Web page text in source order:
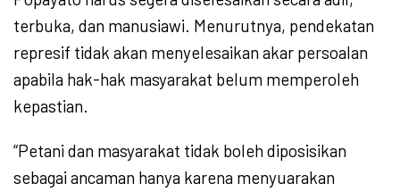
terbuka, dan manusiawi. Menurutnya, pendekatan
represif tidak akan menyelesaikan akar persoalan
apabila hak-hak masyarakat belum memperoleh
kepastian.
“Petani dan masyarakat tidak boleh diposisikan
sebagai ancaman hanya karena menyuarakan